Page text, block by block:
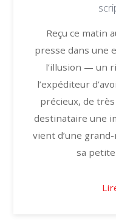
Reçu ce matin
presse dans une
l’illusion — un
l’expéditeur
précieux, de
destinataire une
vient d’une
sa